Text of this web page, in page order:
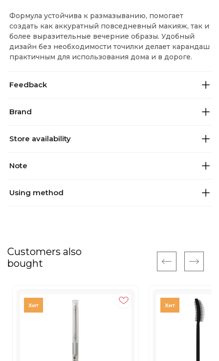
Формула устойчива к размазыванию, помогает
создать как аккуратный повседневный макияж, так и
более выразительные вечерние образы. Удобный
дизайн без необходимости точилки делает карандаш
практичным для использования дома и в дороге.
Feedback
Brand
Store availability
Note
Using method
Customers also
bought